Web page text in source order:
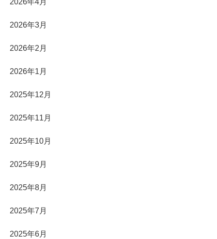
2026年3月
2026年2月
2026年1月
2025年12月
2025年11月
2025年10月
2025年9月
2025年8月
2025年7月
2025年6月